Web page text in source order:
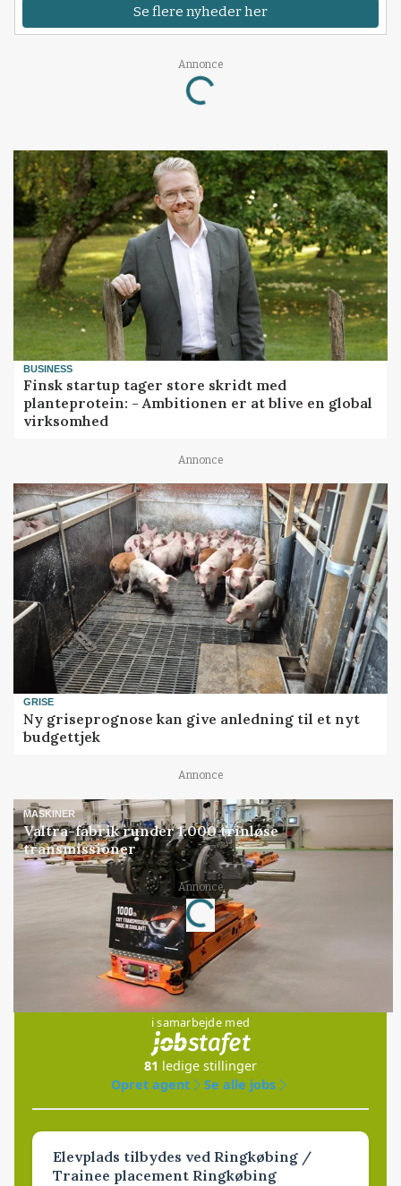
Se flere nyheder her
Annonce
Loading...
BUSINESS
Finsk startup tager store skridt med
planteprotein: - Ambitionen er at blive en global
virksomhed
Annonce
GRISE
Ny griseprognose kan give anledning til et nyt
budgettjek
Annonce
MASKINER
Valtra-fabrik runder 1.000 trinløse
transmissioner
Annonce
Loading...
Jobs
i samarbejde med
81 ledige stillinger
Opret agent
Se alle jobs
Elevplads tilbydes ved Ringkøbing /
Trainee placement Ringkøbing